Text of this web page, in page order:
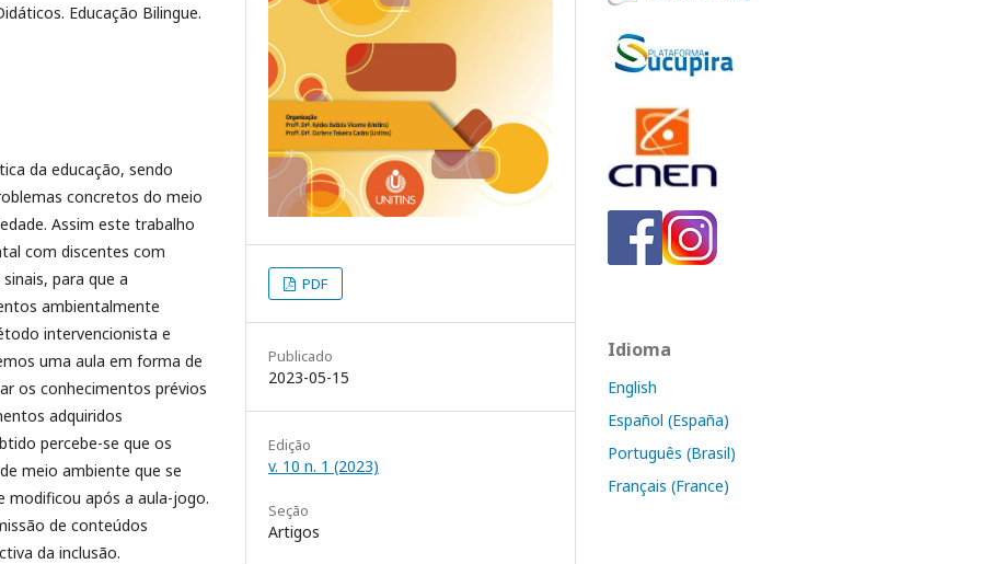
Educação Bilingue.
da educação, sendo
concretos do meio
Assim este trabalho
com discentes com
para que a
ambientalmente
intervencionista e
uma aula em forma de
os conhecimentos prévios
adquiridos
percebe-se que os
meio ambiente que se
modificou após a aula-jogo.
de conteúdos
da inclusão.
PDF
Publicado
2023-05-15
Edição
v. 10 n. 1 (2023)
Seção
Artigos
Idioma
English
Español (España)
Português (Brasil)
Français (France)